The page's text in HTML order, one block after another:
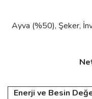
Ayva (%50), Şeker,
Enerji ve Besin